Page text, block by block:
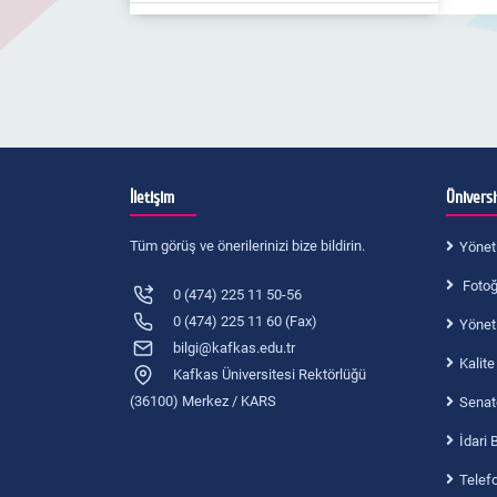
İletişim
Tüm görüş ve önerilerinizi bize bildirin.
0 (474) 225 11 50-56
0 (474) 225 11 60 (Fax)
bilgi@kafkas.edu.tr
Kafkas Üniversitesi Rektörlüğü
(36100) Merkez / KARS
İdari